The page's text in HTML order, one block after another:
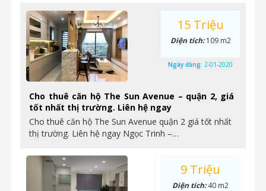
Cho thuê căn hộ The Sun Avenue – quận 2, giá
tốt nhất thị trường. Liên hệ ngay
Cho thuê căn hộ The Sun Avenue quận 2 giá tốt nhất
thị trường. Liên hệ ngay Ngọc Trinh –…
15 Triệu
Diện tích:109 m2
Ngày đăng: 2-01-2020
9 Triệu
Diện tích:40 m2